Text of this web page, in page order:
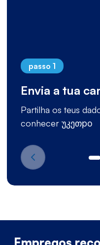
passo 1
Envia a tua
Partilha os teus
conhecer უკეთро